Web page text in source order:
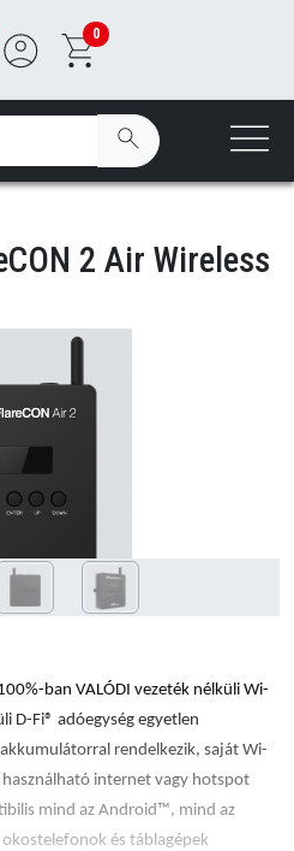
0
2 Air Wireless
ban VALÓDI vezeték nélküli Wi-
D-Fi® adóegység egyetlen
rendelkezik, saját Wi-
internet vagy hotspot
mind az Android™, mind az
és táblagépek